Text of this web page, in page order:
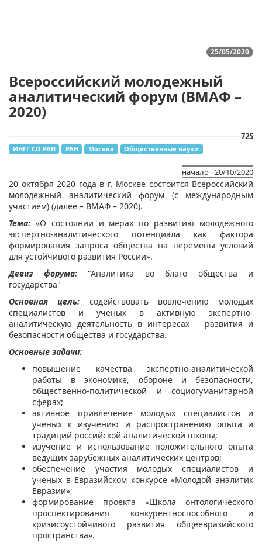
25/05/2020
Всероссийский молодежный
аналитический форум (ВМАФ –
2020)
725
ИНГГ СО РАН РАН Москва Общественные науки
начало 20/10/2020
20 октября 2020 года в г. Москве состоится Всероссийский
молодежный аналитический форум (с международным
участием) (далее – ВМАФ – 2020).
Тема: «О состоянии и мерах по развитию молодежного
экспертно-аналитического потенциала как фактора
формирования запроса общества на перемены условий
для устойчивого развития России».
Девиз форума:"Аналитика во благо общества и
государства"
Основная цель: содействовать вовлечению молодых
специалистов и ученых в активную экспертно-
аналитическую деятельность в интересах развития и
безопасности общества и государства.
Основные задачи:
повышение качества экспертно-аналитической
работы в экономике, обороне и безопасности,
общественно-политической и социогуманитарной
сферах;
активное привлечение молодых специалистов и
ученых к изучению и распространению опыта и
традиций российской аналитической школы;
изучение и использование положительного опыта
ведущих зарубежных аналитических центров;
обеспечение участия молодых специалистов и
ученых в Евразийском конкурсе «Молодой аналитик
Евразии»;
формирование проекта «Школа онтологического
проспектирования конкурентноспособного и
кризисоустойчивого развития общеевразийского
пространства».